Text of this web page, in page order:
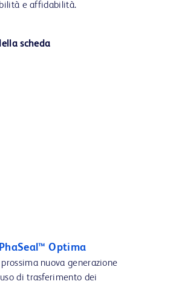
e affidabilità.
Optima
nuova generazione
di trasferimento dei